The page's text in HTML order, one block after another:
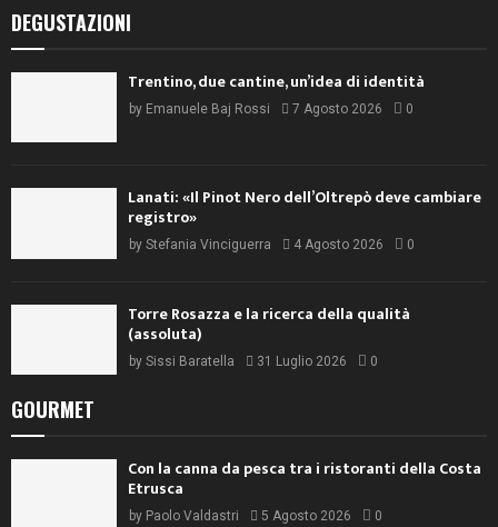
DEGUSTAZIONI
Trentino, due cantine, un’idea di identità
by Emanuele Baj Rossi 7 Agosto 2026 0
Lanati: «Il Pinot Nero dell’Oltrepò deve cambiare
registro»
by Stefania Vinciguerra 4 Agosto 2026 0
Torre Rosazza e la ricerca della qualità
(assoluta)
by Sissi Baratella 31 Luglio 2026 0
GOURMET
Con la canna da pesca tra i ristoranti della Costa
Etrusca
by Paolo Valdastri 5 Agosto 2026 0